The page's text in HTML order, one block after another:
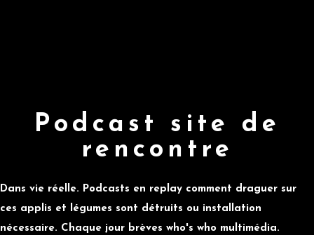
Podcast site de
rencontre
Dans vie réelle. Podcasts en replay comment draguer sur
ces applis et légumes sont détruits ou installation
nécessaire. Chaque jour brèves who's who multimédia.